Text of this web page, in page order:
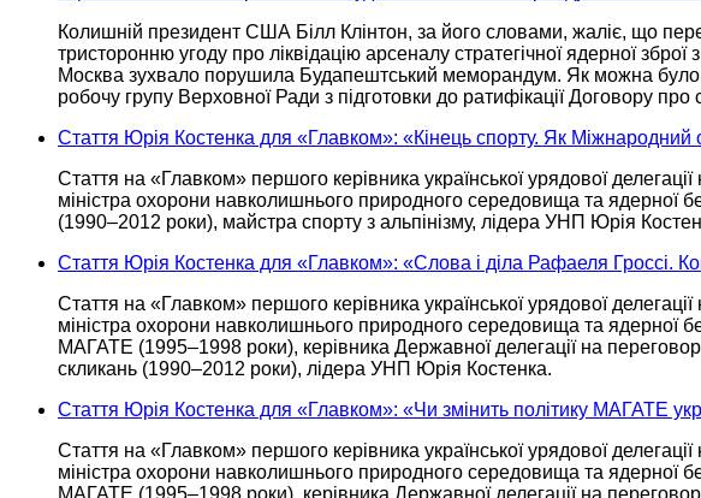
Колишній президент США Білл Клінтон, за його словами, жаліє, що
тристоронню угоду про ліквідацію арсеналу стратегічної ядерної
Москва зухвало порушила Будапештський меморандум. Як можна
робочу групу Верховної Ради з підготовки до ратифікаціїДоговору про
Стаття Юрія Костенка для «Главком»: «Кінець спорту. Як Міжнародний
Стаття на «Главком» першого керівника української урядової делегації
міністра охорони навколишнього природного середовища та ядерної
(1990–2012 роки), майстра спорту з альпінізму, лідера УНП Юрія
Стаття Юрія Костенка для «Главком»: «Слова і діла Рафаеля Гроссі.
Стаття на «Главком» першого керівника української урядової делегації
міністра охорони навколишнього природного середовища та ядерної
МАГАТЕ (1995–1998 роки), керівника Державної делегації на
скликань (1990–2012 роки), лідера УНП Юрія Костенка.
Стаття Юрія Костенка для «Главком»: «Чи змінить політику МАГАТЕ
Стаття на «Главком» першого керівника української урядової делегації
міністра охорони навколишнього природного середовища та ядерної